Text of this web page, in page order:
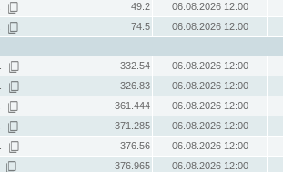
49.2
06.08.2026 12:00
74.5
06.08.2026 12:00
332.54
06.08.2026 12:00
326.83
06.08.2026 12:00
361.444
06.08.2026 12:00
371.285
06.08.2026 12:00
376.56
06.08.2026 12:00
376.965
06.08.2026 12:00